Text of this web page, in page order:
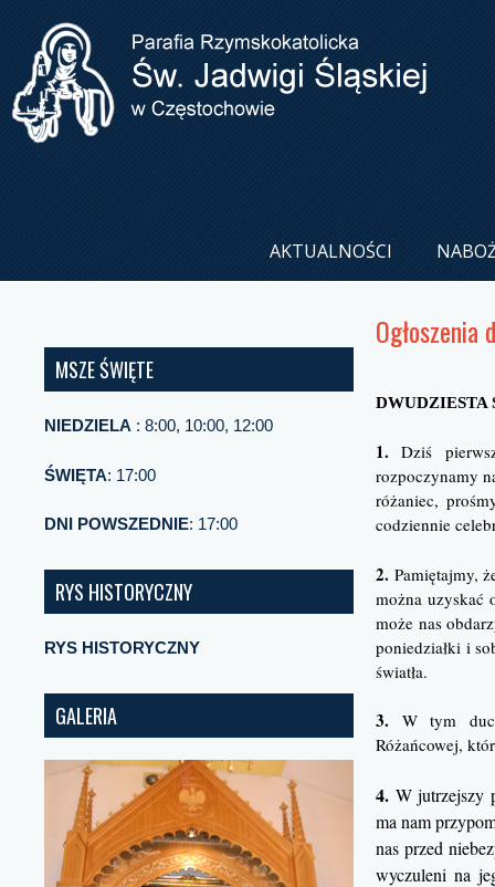
AKTUALNOŚCI
MSZE ŚWIĘTE
NIEDZIELA : 8:00, 10:00, 12:00
ŚWIĘTA: 17:00
DNI POWSZEDNIE: 17:00
RYS HISTORYCZNY
RYS HISTORYCZNY
GALERIA
DWUDZIESTA
1. Dziś
rozpoczynamy
różaniec,
codziennie
2. Pamiętajmy,
można uzyskać
może nas
poniedziałki i
światła.
3. W tym
Różańcowej,
4. W jutrzejszy
ma nam
nas przed
wyczuleni na